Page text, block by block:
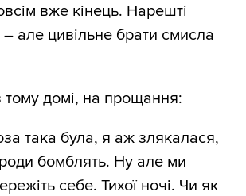
вже кінець. Нарешті
але цивільне брати смисла
тому домі, на прощання:
така була, я аж злякалася,
бомблять. Ну але ми
себе. Тихої ночі. Чи як